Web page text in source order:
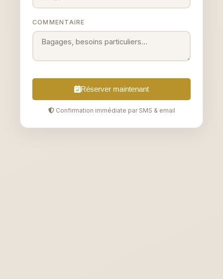
COMMENTAIRE
Réserver maintenant
Confirmation immédiate par SMS & email